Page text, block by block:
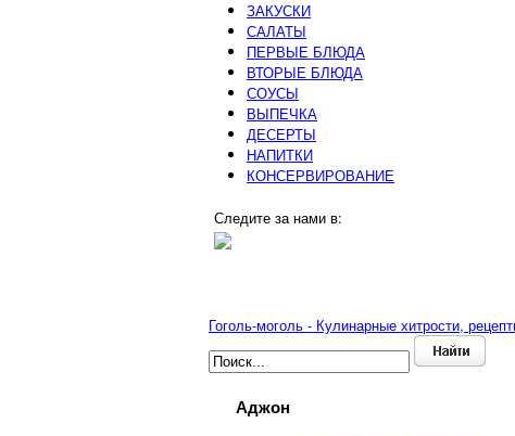
ЗАКУСКИ
САЛАТЫ
ПЕРВЫЕ БЛЮДА
ВТОРЫЕ БЛЮДА
СОУСЫ
ВЫПЕЧКА
ДЕСЕРТЫ
НАПИТКИ
КОНСЕРВИРОВАНИЕ
Следите за нами в:
Гоголь-моголь - Кулинарные хитрости,
Аджон